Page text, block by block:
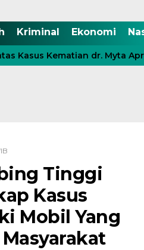
Kriminal Ekonomi
Kasus Kematian dr. Myta
Tinggi
Kasus
Mobil Yang